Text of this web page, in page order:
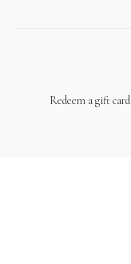
Redeem a gift card